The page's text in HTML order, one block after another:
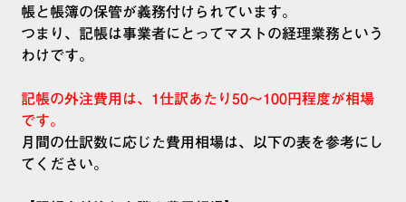
帳と帳簿の保管が義務付けられています。
つまり、記帳は事業者にとってマストの経理業務という
わけです。
記帳の外注費用は、1仕訳あたり50～100円程度が相場
です。
月間の仕訳数に応じた費用相場は、以下の表を参考にし
てください。